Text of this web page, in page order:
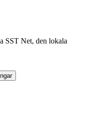
SST Net, den lokala